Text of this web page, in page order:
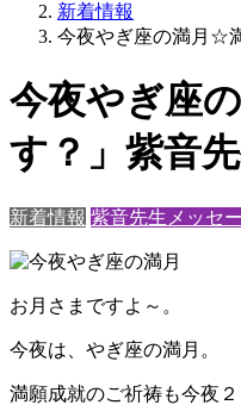
新着情報
今夜やぎ座の満月☆
今夜やぎ座
す？」紫音
新着情報 紫音先生メッセ
お月さまですよ～。
今夜は、やぎ座の満月。
満願成就のご祈祷も今夜２